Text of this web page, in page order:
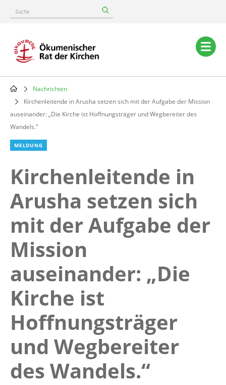
content
Suche
Main
navigation
Breadcrumb
Nachrichten
Kirchenleitende in Arusha setzen sich mit der Aufgabe der Mission
auseinander: „Die Kirche ist Hoffnungsträger und Wegbereiter des
Wandels.“
MELDUNG
Kirchenleitende in
Arusha setzen sich
mit der Aufgabe der
Mission
auseinander: „Die
Kirche ist
Hoffnungsträger
und Wegbereiter
des Wandels.“